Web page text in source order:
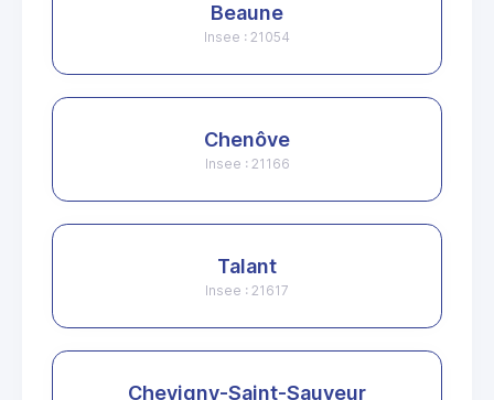
Beaune
Insee : 21054
Chenôve
Insee : 21166
Talant
Insee : 21617
Chevigny-Saint-Sauveur